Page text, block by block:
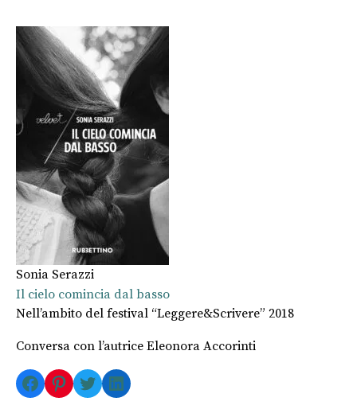
Sonia Serazzi
Il cielo comincia dal basso
Nell’ambito del festival “Leggere&Scrivere” 2018
Conversa con l’autrice Eleonora Accorinti
Facebook
Pinterest
TwitterLinkedIn